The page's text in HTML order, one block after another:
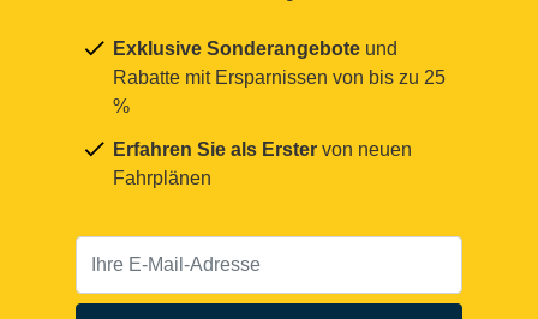
Exklusive Sonderangebote und
Rabatte mit Ersparnissen von bis zu 25
%
Erfahren Sie als Erster von neuen
Fahrplänen